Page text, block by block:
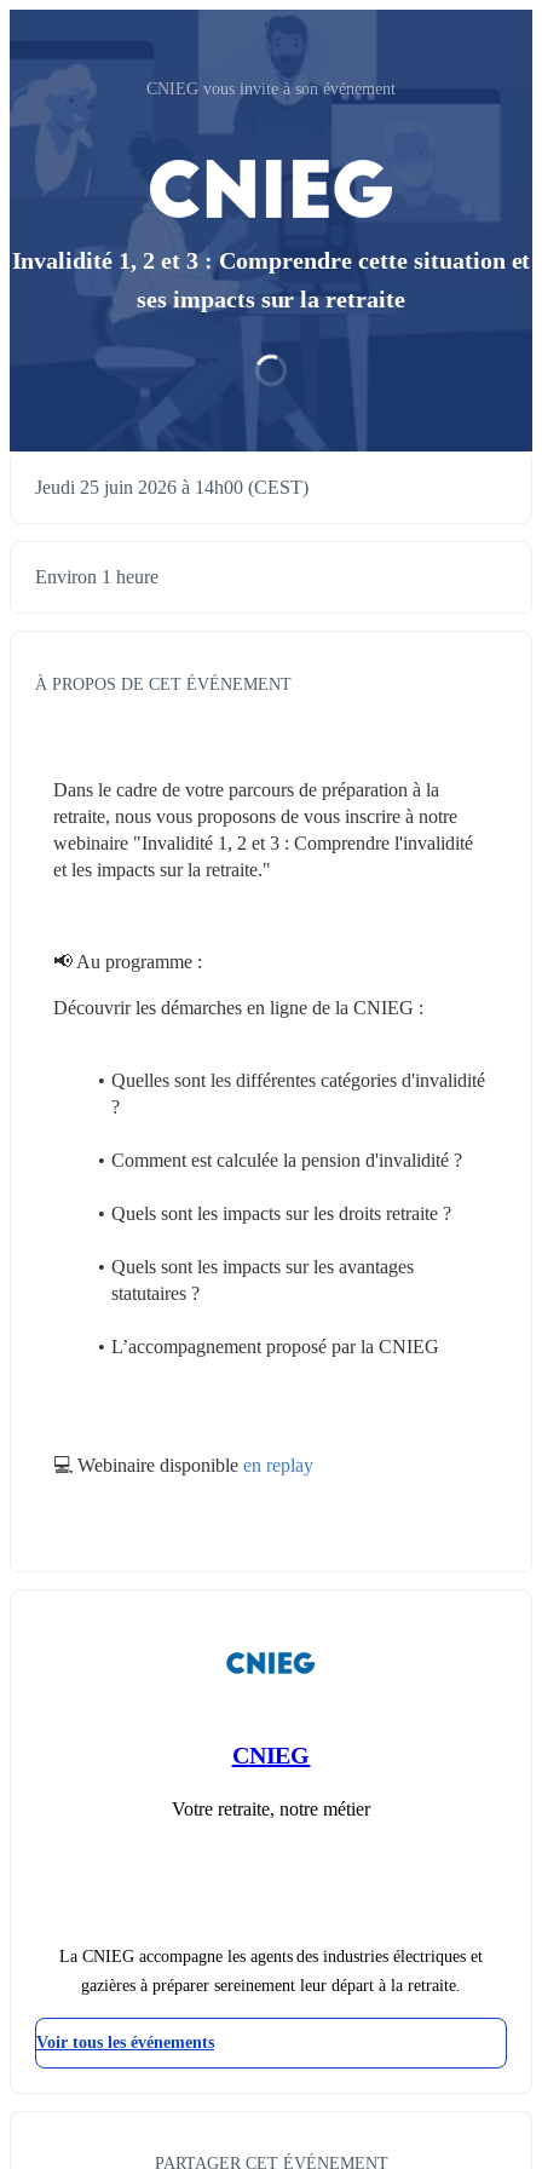
CNIEG vous invite à son événement
Invalidité 1, 2 et 3 : Comprendre cette situation et
ses impacts sur la retraite
Jeudi 25 juin 2026 à 14h00 (CEST)
Environ 1 heure
À PROPOS DE CET ÉVÉNEMENT
Dans le cadre de votre parcours de préparation à la
retraite, nous vous proposons de vous inscrire à notre
webinaire "Invalidité 1, 2 et 3 : Comprendre l'invalidité
et les impacts sur la retraite."
📢 Au programme :
Découvrir les démarches en ligne de la CNIEG :​
Quelles sont les différentes catégories d'invalidité
?
Comment est calculée la pension d'invalidité ?
Quels sont les impacts sur les droits retraite ?
Quels sont les impacts sur les avantages
statutaires ?
L’accompagnement proposé par la CNIEG
💻 Webinaire disponible en replay
CNIEG
Votre retraite, notre métier
La CNIEG accompagne les agents des industries électriques et
gazières à préparer sereinement leur départ à la retraite.
Voir tous les événements
PARTAGER CET ÉVÉNEMENT